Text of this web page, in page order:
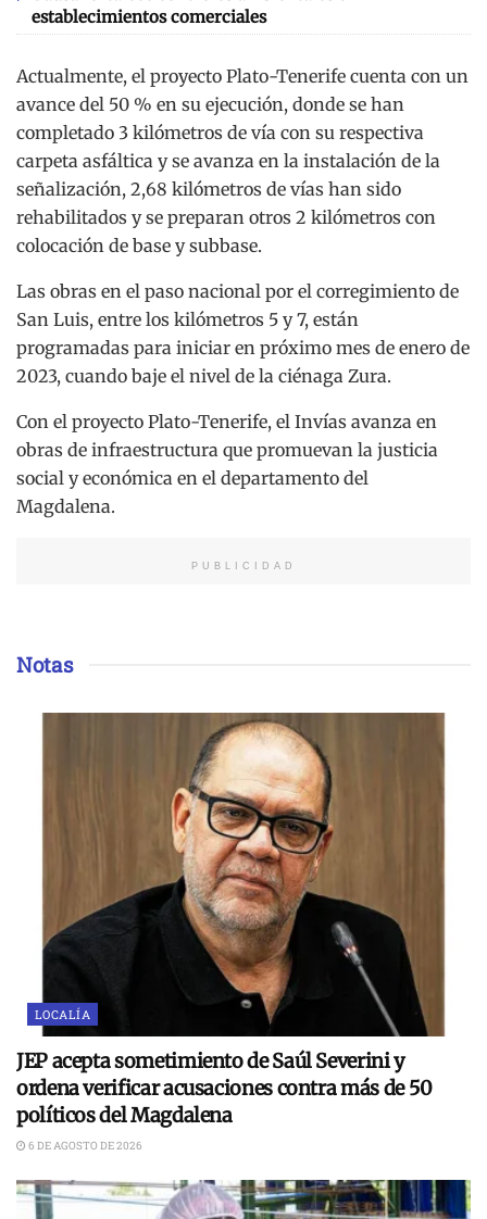
establecimientos comerciales
Actualmente, el proyecto Plato-Tenerife cuenta con un
avance del 50 % en su ejecución, donde se han
completado 3 kilómetros de vía con su respectiva
carpeta asfáltica y se avanza en la instalación de la
señalización, 2,68 kilómetros de vías han sido
rehabilitados y se preparan otros 2 kilómetros con
colocación de base y subbase.
Las obras en el paso nacional por el corregimiento de
San Luis, entre los kilómetros 5 y 7, están
programadas para iniciar en próximo mes de enero de
2023, cuando baje el nivel de la ciénaga Zura.
Con el proyecto Plato-Tenerife, el Invías avanza en
obras de infraestructura que promuevan la justicia
social y económica en el departamento del
Magdalena.
PUBLICIDAD
Notas
LOCALÍA
JEP acepta sometimiento de Saúl Severini y
ordena verificar acusaciones contra más de 50
políticos del Magdalena
6 DE AGOSTO DE 2026